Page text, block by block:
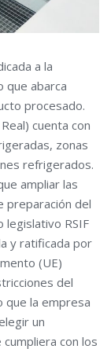
a la
que abarca
procesado.
cuenta con
zonas
refrigerados.
ampliar las
preparación del
legislativo RSIF
y ratificada por
(UE)
del
que la empresa
un
con los